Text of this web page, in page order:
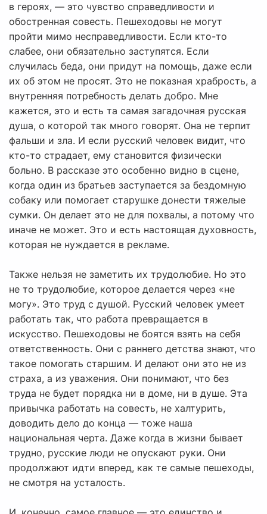
в героях, — это чувство справедливости и
обостренная совесть. Пешеходовы не могут
пройти мимо несправедливости. Если кто-то
слабее, они обязательно заступятся. Если
случилась беда, они придут на помощь, даже если
их об этом не просят. Это не показная храбрость, а
внутренняя потребность делать добро. Мне
кажется, это и есть та самая загадочная русская
душа, о которой так много говорят. Она не терпит
фальши и зла. И если русский человек видит, что
кто-то страдает, ему становится физически
больно. В рассказе это особенно видно в сцене,
когда один из братьев заступается за бездомную
собаку или помогает старушке донести тяжелые
сумки. Он делает это не для похвалы, а потому что
иначе не может. Это и есть настоящая духовность,
которая не нуждается в рекламе.
Также нельзя не заметить их трудолюбие. Но это
не то трудолюбие, которое делается через «не
могу». Это труд с душой. Русский человек умеет
работать так, что работа превращается в
искусство. Пешеходовы не боятся взять на себя
ответственность. Они с раннего детства знают, что
такое помогать старшим. И делают они это не из
страха, а из уважения. Они понимают, что без
труда не будет порядка ни в доме, ни в душе. Эта
привычка работать на совесть, не халтурить,
доводить дело до конца — тоже наша
национальная черта. Даже когда в жизни бывает
трудно, русские люди не опускают руки. Они
продолжают идти вперед, как те самые пешеходы,
не смотря на усталость.